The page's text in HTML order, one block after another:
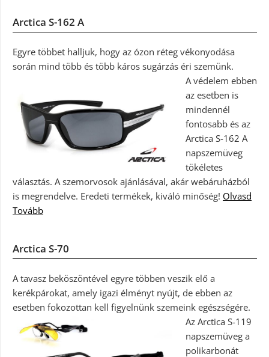
Arctica S-162 A
Egyre többet halljuk, hogy az ózon réteg vékonyodása
során mind több és több káros sugárzás éri szemünk.
A védelem ebben
az esetben is
mindennél
fontosabb és az
Arctica S-162 A
napszemüveg
tökéletes
választás. A szemorvosok ajánlásával, akár webáruházból
is megrendelve. Eredeti termékek, kiváló minőség! Olvasd
Tovább
Arctica S-70
A tavasz beköszöntével egyre többen veszik elő a
kerékpárokat, amely igazi élményt nyújt, de ebben az
esetben fokozottan kell figyelnünk szemeink egészségére.
Az Arctica S-119
napszemüveg a
polikarbonát